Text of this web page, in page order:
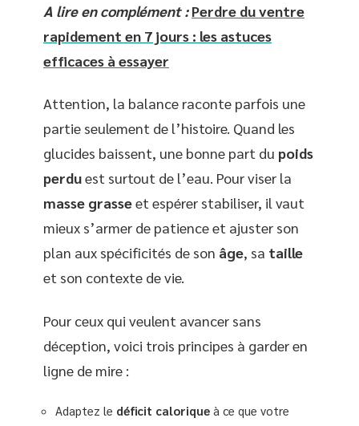
A lire en complément : Perdre du ventre
rapidement en 7 jours : les astuces
efficaces à essayer
Attention, la balance raconte parfois une
partie seulement de l’histoire. Quand les
glucides baissent, une bonne part du poids
perduest surtout de l’eau. Pour viser la
masse grasseet espérer stabiliser, il vaut
mieux s’armer de patience et ajuster son
plan aux spécificités de son âge, sa taille
et son contexte de vie.
Pour ceux qui veulent avancer sans
déception, voici trois principes à garder en
ligne de mire :
Adaptez le déficit calorique à ce que votre